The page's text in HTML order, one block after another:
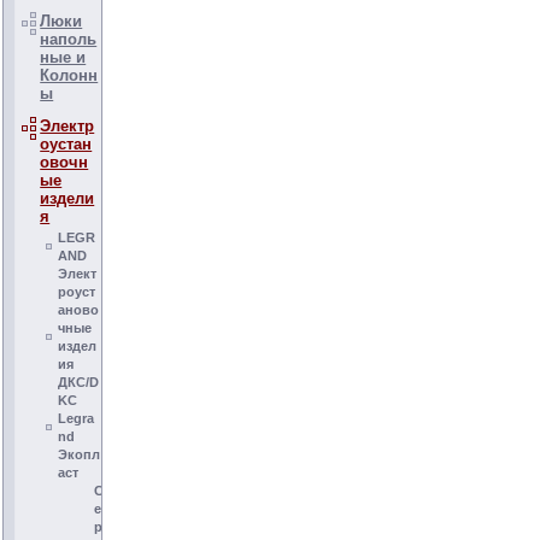
Люки
наполь
ные и
Колонн
ы
Электр
оустан
овочн
ые
издели
я
LEGR
AND
Элект
роуст
аново
чные
издел
ия
ДКС/D
KC
Legra
nd
Экопл
аст
С
е
р